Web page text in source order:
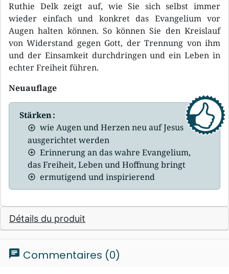
Ruthie Delk zeigt auf, wie Sie sich selbst immer
wieder einfach und konkret das Evangelium vor
Augen halten können. So können Sie den Kreislauf
von Widerstand gegen Gott, der Trennung von ihm
und der Einsamkeit durchdringen und ein Leben in
echter Freiheit führen.
Neuauflage
Stärken :
wie Augen und Herzen neu auf Jesus
ausgerichtet werden
Erinnerung an das wahre Evangelium,
das Freiheit, Leben und Hoffnung bringt
ermutigend und inspirierend
Détails du produit
chat Commentaires (0)